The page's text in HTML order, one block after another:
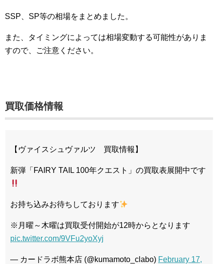
SSP、SP等の相場をまとめました。
また、タイミングによっては相場変動する可能性がありま
すので、ご注意ください。
買取価格情報
【ヴァイスシュヴァルツ 買取情報】
新弾「FAIRY TAIL 100年クエスト」の買取表展開中です
お持ち込みお待ちしております
※月曜～木曜は買取受付開始が12時からとなります
pic.twitter.com/9VFu2yoXyj
— カードラボ熊本店 (@kumamoto_clabo) February 17,